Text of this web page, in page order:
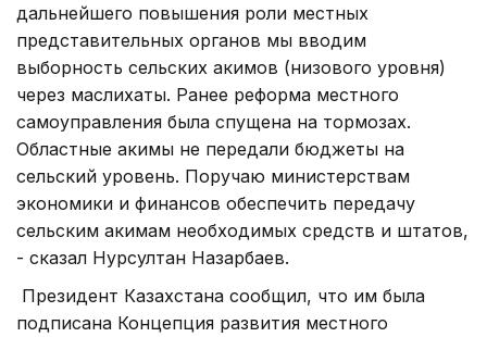
дальнейшего повышения роли местных
представительных органов мы вводим
выборность сельских акимов (низового уровня)
через маслихаты. Ранее реформа местного
самоуправления была спущена на тормозах.
Областные акимы не передали бюджеты на
сельский уровень. Поручаю министерствам
экономики и финансов обеспечить передачу
сельским акимам необходимых средств и штатов,
- сказал Нурсултан Назарбаев.
Президент Казахстана сообщил, что им была
подписана Концепция развития местного